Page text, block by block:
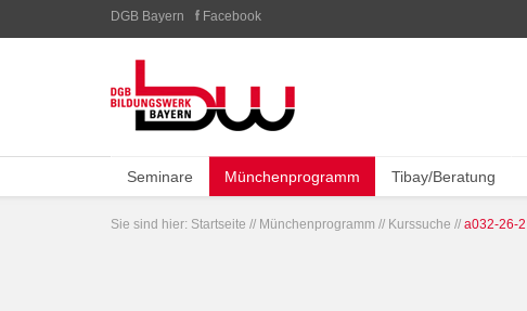
DGB Bayern Facebook
Seminare Münchenprogramm Tibay/Beratung
Sie sind hier: Startseite // Münchenprogramm // Kurssuche // a032-26-2